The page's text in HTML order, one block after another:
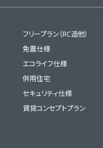
フリープラン（RC造他）
免震仕様
エコライフ仕様
併用住宅
セキュリティ仕様
賃貸コンセプトプラン